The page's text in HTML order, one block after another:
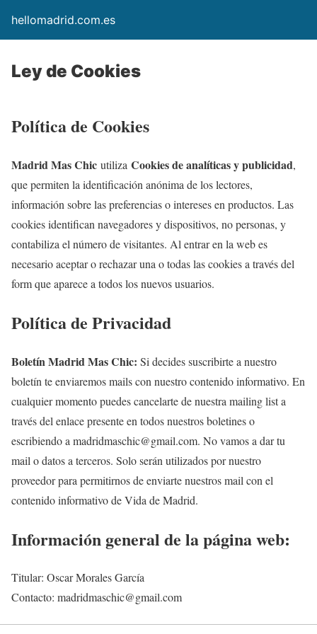
hellomadrid.com.es
Ley de Cookies
Política de Cookies
Madrid Mas Chic utiliza Cookies de analíticas y publicidad,
que permiten la identificación anónima de los lectores,
información sobre las preferencias o intereses en productos. Las
cookies identifican navegadores y dispositivos, no personas, y
contabiliza el número de visitantes. Al entrar en la web es
necesario aceptar o rechazar una o todas las cookies a través del
form que aparece a todos los nuevos usuarios.
Política de Privacidad
Boletín Madrid Mas Chic: Si decides suscribirte a nuestro
boletín te enviaremos mails con nuestro contenido informativo. En
cualquier momento puedes cancelarte de nuestra mailing list a
través del enlace presente en todos nuestros boletines o
escribiendo a madridmaschic@gmail.com. No vamos a dar tu
mail o datos a terceros. Solo serán utilizados por nuestro
proveedor para permitirnos de enviarte nuestros mail con el
contenido informativo de Vida de Madrid.
Información general de la página web:
Titular: Oscar Morales García
Contacto: madridmaschic@gmail.com